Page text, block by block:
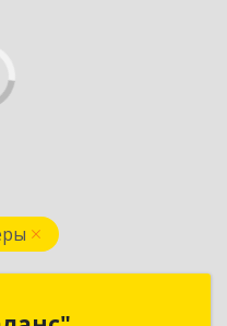
"Баланс"